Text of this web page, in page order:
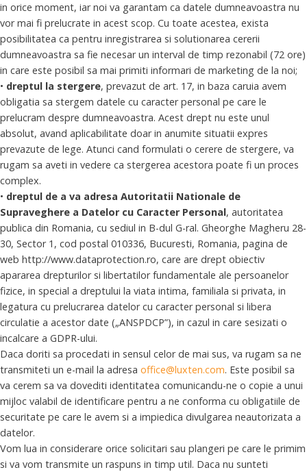
in orice moment, iar noi va garantam ca datele dumneavoastra nu
vor mai fi prelucrate in acest scop. Cu toate acestea, exista
posibilitatea ca pentru inregistrarea si solutionarea cererii
dumneavoastra sa fie necesar un interval de timp rezonabil (72 ore)
in care este posibil sa mai primiti informari de marketing de la noi;
• dreptul la stergere, prevazut de art. 17, in baza caruia avem
obligatia sa stergem datele cu caracter personal pe care le
prelucram despre dumneavoastra. Acest drept nu este unul
absolut, avand aplicabilitate doar in anumite situatii expres
prevazute de lege. Atunci cand formulati o cerere de stergere, va
rugam sa aveti in vedere ca stergerea acestora poate fi un proces
complex.
• dreptul de a va adresa Autoritatii Nationale de
Supraveghere a Datelor cu Caracter Personal, autoritatea
publica din Romania, cu sediul in B-dul G-ral. Gheorghe Magheru 28-
30, Sector 1, cod postal 010336, Bucuresti, Romania, pagina de
web http://www.dataprotection.ro, care are drept obiectiv
apararea drepturilor si libertatilor fundamentale ale persoanelor
fizice, in special a dreptului la viata intima, familiala si privata, in
legatura cu prelucrarea datelor cu caracter personal si libera
circulatie a acestor date („ANSPDCP”), in cazul in care sesizati o
incalcare a GDPR-ului.
Daca doriti sa procedati in sensul celor de mai sus, va rugam sa ne
transmiteti un e-mail la adresa office@luxten.com. Este posibil sa
va cerem sa va dovediti identitatea comunicandu-ne o copie a unui
mijloc valabil de identificare pentru a ne conforma cu obligatiile de
securitate pe care le avem si a impiedica divulgarea neautorizata a
datelor.
Vom lua in considerare orice solicitari sau plangeri pe care le primim
si va vom transmite un raspuns in timp util. Daca nu sunteti